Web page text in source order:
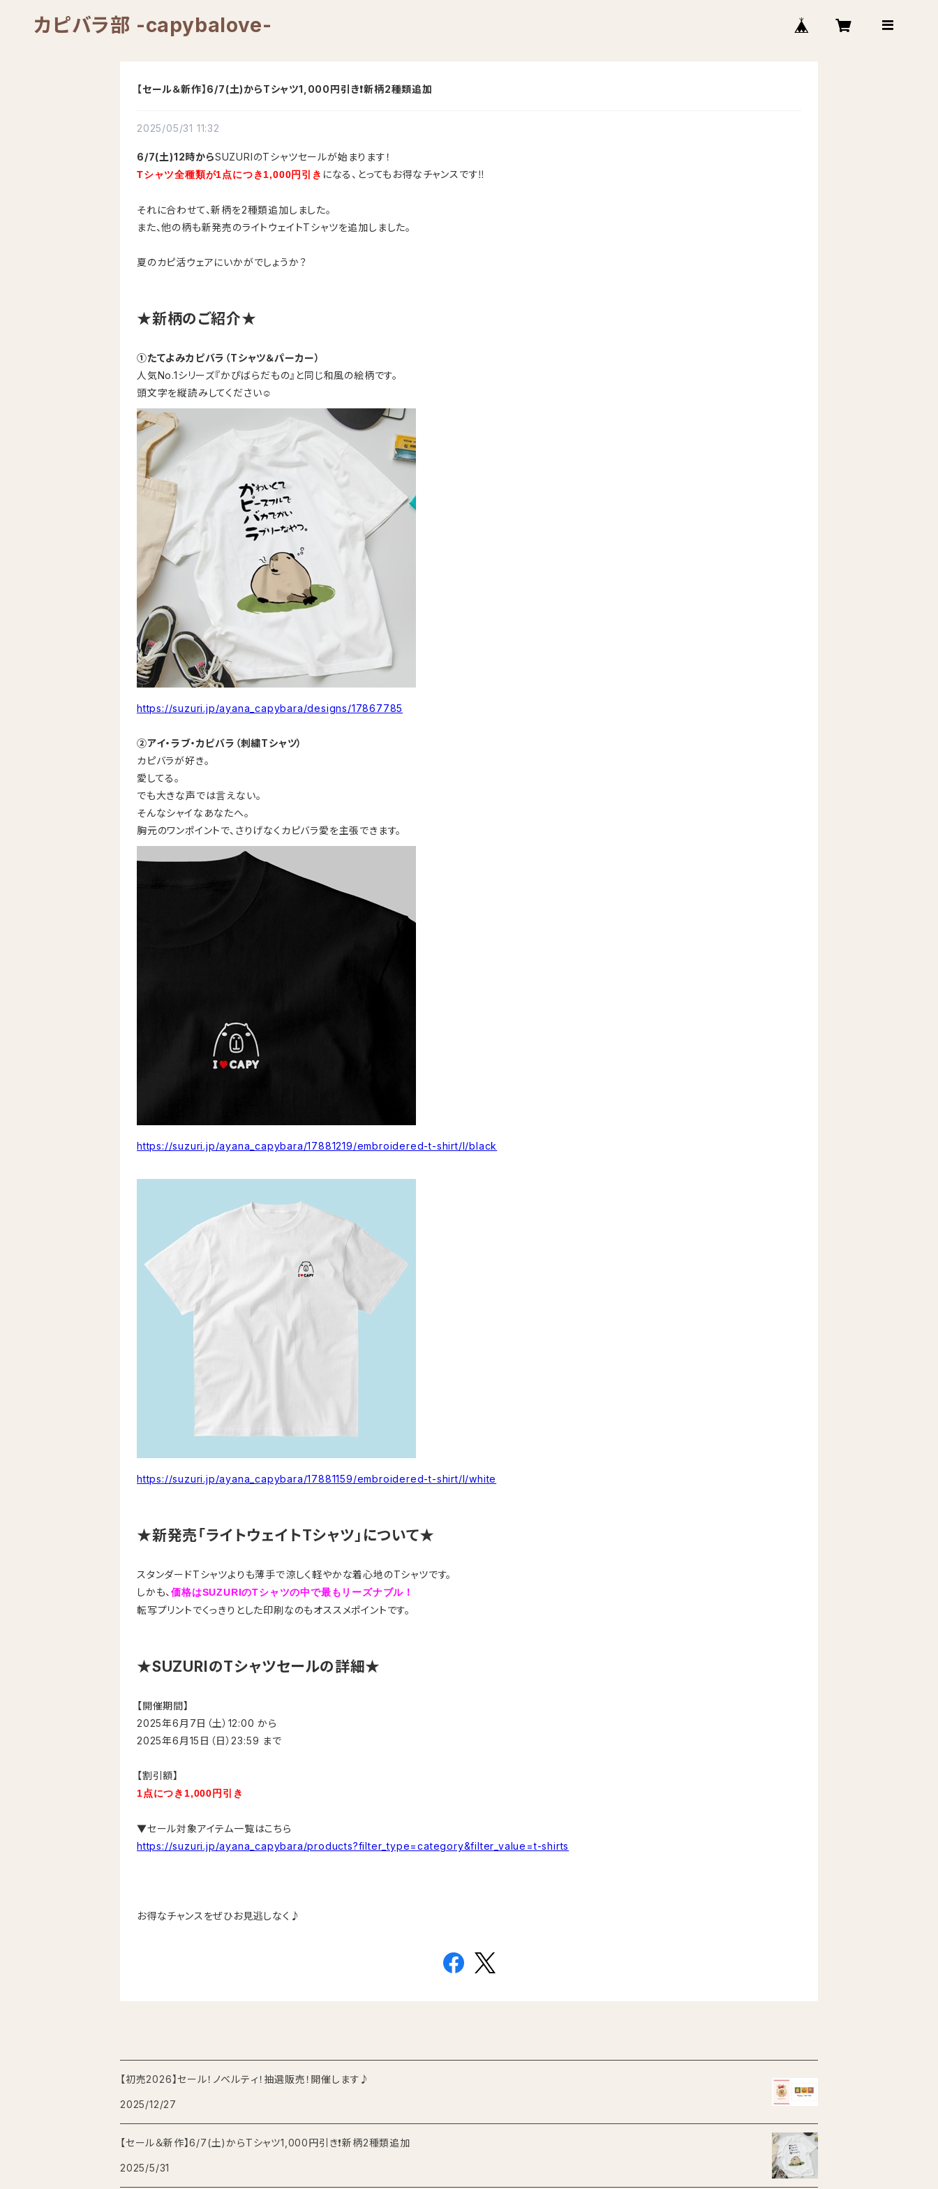
カピバラ部 -capybalove-
【セール＆新作】6/7(土)からTシャツ1,000円引き❗新柄2種類追加
2025/05/31 11:32
6/7(土)12時からSUZURIのTシャツセールが始まります！
Tシャツ全種類が1点につき1,000円引き になる、とってもお得なチャンスです‼
それに合わせて、新柄を2種類追加しました。
また、他の柄も新発売のライトウェイトTシャツを追加しました。
夏のカピ活ウェアにいかがでしょうか？
★新柄のご紹介★
①たてよみカピバラ（Tシャツ＆パーカー）
人気No.1シリーズ『かぴばらだもの』と同じ和風の絵柄です。
頭文字を縦読みしてください☺
https://suzuri.jp/ayana_capybara/designs/17867785
②アイ・ラブ・カピバラ（刺繍Tシャツ）
カピバラが好き。
愛してる。
でも大きな声では言えない。
そんなシャイなあなたへ。
胸元のワンポイントで、さりげなくカピバラ愛を主張できます。
https://suzuri.jp/ayana_capybara/17881219/embroidered-t-shirt/l/black
https://suzuri.jp/ayana_capybara/17881159/embroidered-t-shirt/l/white
★新発売「ライトウェイトTシャツ」について★
スタンダードTシャツよりも薄手で涼しく軽やかな着心地のTシャツです。
しかも、価格はSUZURIのTシャツの中で最もリーズナブル！
転写プリントでくっきりとした印刷なのもオススメポイントです。
★SUZURIのTシャツセールの詳細★
【開催期間】
2025年6月7日（土）12:00 から
2025年6月15日（日）23:59 まで
【割引額】
1点につき1,000円引き
▼セール対象アイテム一覧はこちら
https://suzuri.jp/ayana_capybara/products?filter_type=category&filter_value=t-shirts
お得なチャンスをぜひお見逃しなく♪
【初売2026】セール！ノベルティ！抽選販売！開催します♪
2025/12/27
【セール＆新作】6/7(土)からTシャツ1,000円引き❗新柄2種類追加
2025/5/31